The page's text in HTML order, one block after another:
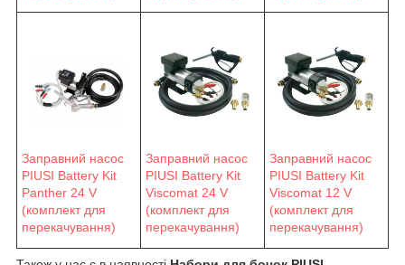
Заправний насос
PIUSI Battery Kit
Panther 24 V
(комплект для
перекачування)
Заправний насос
PIUSI Battery Kit
Viscomat 24 V
(комплект для
перекачування)
Заправний насос
PIUSI Battery Kit
Viscomat 12 V
(комплект для
перекачування)